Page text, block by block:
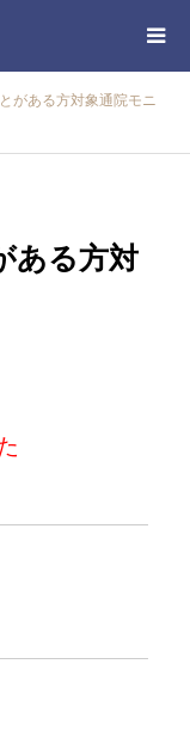
がある方対象通院モニ
ある方対